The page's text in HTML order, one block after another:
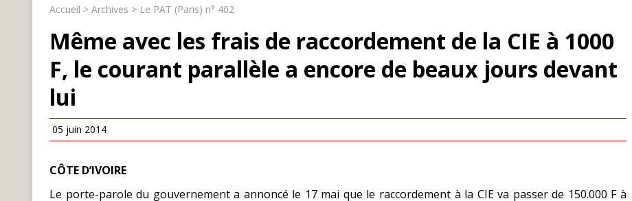
Accueil > Archives > Le PAT (Paris) n° 402
Même avec les frais de raccordement de la CIE à 1000
F, le courant parallèle a encore de beaux jours devant
lui
05 juin 2014
CÔTE D’IVOIRE
Le porte-parole du gouvernement a annoncé le 17 mai que le raccordement à la CIE va passer de 150.000 F à